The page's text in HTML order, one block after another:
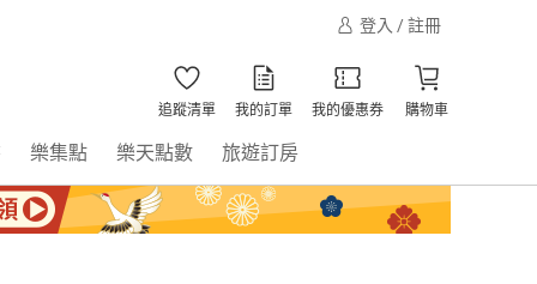
登入 / 註冊
追蹤清單 我的訂單 我的優惠券 購物車
樂集點 樂天點數 旅遊訂房